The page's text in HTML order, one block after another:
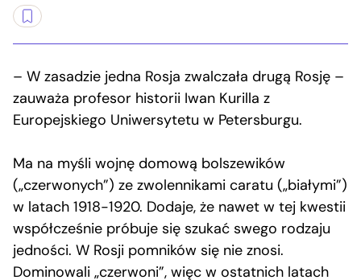
– W zasadzie jedna Rosja zwalczała drugą Rosję –
zauważa profesor historii Iwan Kurilla z
Europejskiego Uniwersytetu w Petersburgu.
Ma na myśli wojnę domową bolszewików
(„czerwonych”) ze zwolennikami caratu („białymi”)
w latach 1918-1920. Dodaje, że nawet w tej kwestii
współcześnie próbuje się szukać swego rodzaju
jedności. W Rosji pomników się nie znosi.
Dominowali „czerwoni”, więc w ostatnich latach